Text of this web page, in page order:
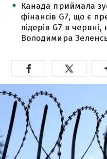
Канада приймала
фінансів G7, що є
лідерів G7 в
Володимира